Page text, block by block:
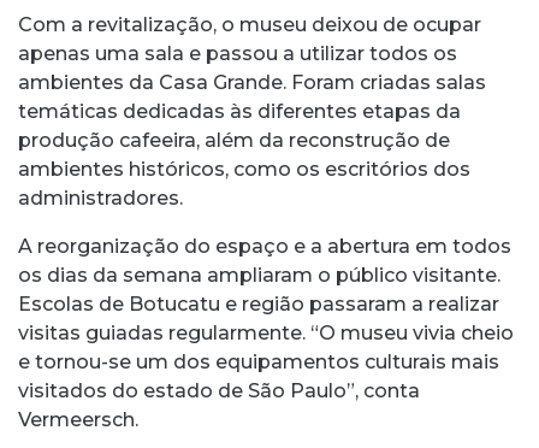
Com a revitalização, o museu deixou de ocupar
apenas uma sala e passou a utilizar todos os
ambientes da Casa Grande. Foram criadas salas
temáticas dedicadas às diferentes etapas da
produção cafeeira, além da reconstrução de
ambientes históricos, como os escritórios dos
administradores.
A reorganização do espaço e a abertura em todos
os dias da semana ampliaram o público visitante.
Escolas de Botucatu e região passaram a realizar
visitas guiadas regularmente. “O museu vivia cheio
e tornou-se um dos equipamentos culturais mais
visitados do estado de São Paulo”, conta
Vermeersch.